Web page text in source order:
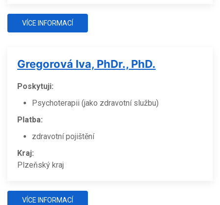
VÍCE INFORMACÍ
Gregorová Iva, PhDr., PhD.
Poskytuji:
Psychoterapii (jako zdravotní službu)
Platba:
zdravotní pojištění
Kraj:
Plzeňský kraj
VÍCE INFORMACÍ